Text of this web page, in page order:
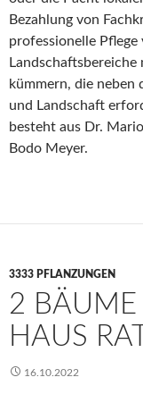
Bezahlung von
professionelle
kümmern, die
und Landschaft
besteht aus Dr.
Bodo Meyer.
3333 PFLANZUNGEN
2 BÄUME
HAUS
16.10.2022